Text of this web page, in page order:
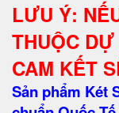
LƯU Ý:
THUỘC
CAM KẾT
Sản phẩm Két